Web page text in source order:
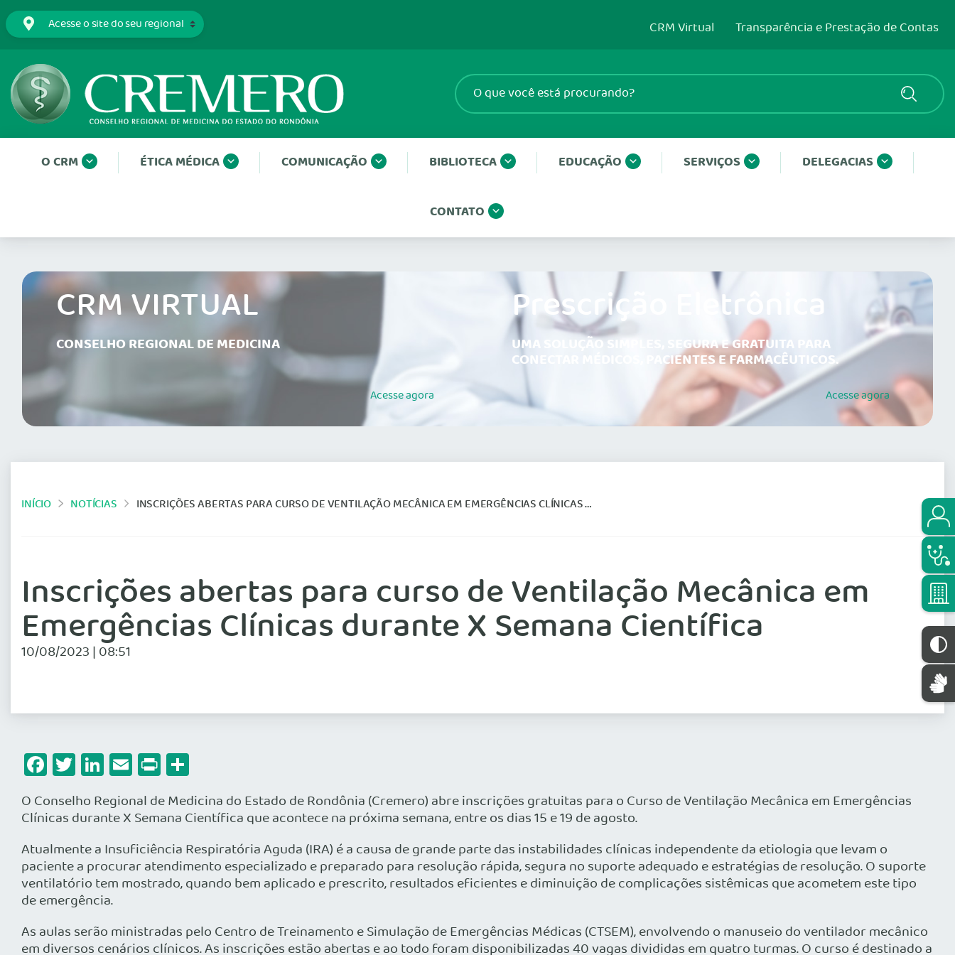
CRM Virtual Transparência e Prestação de Contas
O CRM ÉTICA MÉDICA COMUNICAÇÃO BIBLIOTECA EDUCAÇÃO SERVIÇOS DELEGACIAS
CONTATO
CRM VIRTUAL
CONSELHO REGIONAL DE MEDICINA
Acesseagora
Prescrição Eletrônica
UMA SOLUÇÃO SIMPLES, SEGURA E GRATUITA PARA
CONECTAR MÉDICOS, PACIENTES E FARMACÊUTICOS.
Acesseagora
INÍCIO NOTÍCIAS INSCRIÇÕES ABERTAS PARA CURSO DE VENTILAÇÃO MECÂNICA EM EMERGÊNCIAS CLÍNICAS DURANTE X SEMANA CIENTÍFICA
Inscrições abertas para curso de Ventilação Mecânica em
Emergências Clínicas durante X Semana Científica
10/08/2023 | 08:51
Facebook
Twitter
LinkedIn
Email
Print
O Conselho Regional de Medicina do Estado de Rondônia (Cremero) abre inscrições gratuitas para o Curso de Ventilação Mecânica em Emergências
Clínicas durante X Semana Científica que acontece na próxima semana, entre os dias 15 e 19 de agosto.
Atualmente a Insuficiência Respiratória Aguda (IRA) é a causa de grande parte das instabilidades clínicas independente da etiologia que levam o
paciente a procurar atendimento especializado e preparado para resolução rápida, segura no suporte adequado e estratégias de resolução. O suporte
ventilatório tem mostrado, quando bem aplicado e prescrito, resultados eficientes e diminuição de complicações sistêmicas que acometem este tipo
de emergência.
As aulas serão ministradas pelo Centro de Treinamento e Simulação de Emergências Médicas (CTSEM), envolvendo o manuseio do ventilador mecânico
em diversos cenários clínicos. As inscrições estão abertas e ao todo foram disponibilizadas 40 vagas divididas em quatro turmas. O curso é destinado a